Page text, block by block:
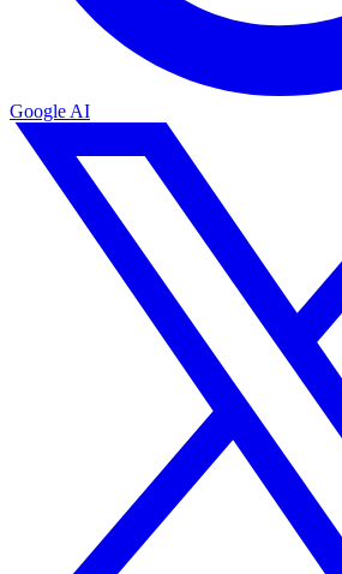
Google AI